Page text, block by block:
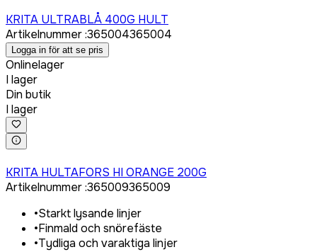
KRITA ULTRABLÅ 400G HULT
Artikelnummer:365004365004
Logga in för att se pris
Onlinelager
I lager
Din butik
I lager
KRITA HULTAFORS HI ORANGE 200G
Artikelnummer:365009365009
•Starkt lysande linjer
•Finmald och snörefäste
•Tydliga och varaktiga linjer